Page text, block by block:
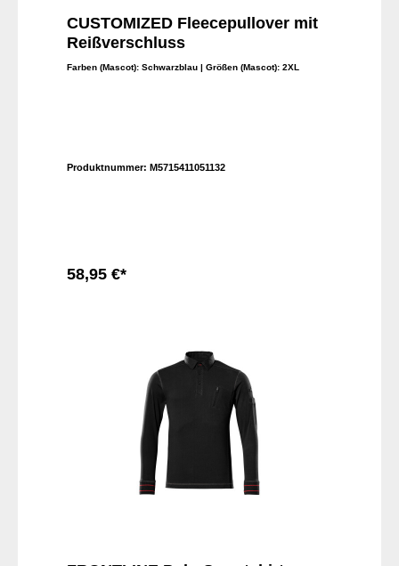
CUSTOMIZED Fleecepullover mit
Reißverschluss
Farben (Mascot): Schwarzblau | Größen (Mascot): 2XL
Produktnummer: M5715411051132
58,95 €*